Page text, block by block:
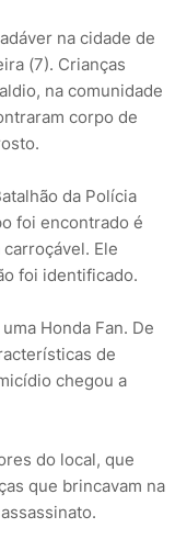
na cidade de
(7). Crianças
na comunidade
corpo de
da Polícia
foi encontrado é
Ele
foi identificado.
Honda Fan. De
de
chegou a
do local, que
que brincavam na